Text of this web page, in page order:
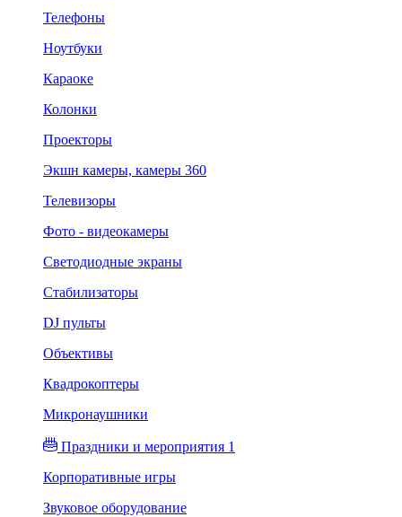
Телефоны
Ноутбуки
Караоке
Колонки
Проекторы
Экшн камеры, камеры 360
Телевизоры
Фото - видеокамеры
Светодиодные экраны
Стабилизаторы
DJ пульты
Объективы
Квадрокоптеры
Микронаушники
Праздники и мероприятия 1
Корпоративные игры
Звуковое оборудование